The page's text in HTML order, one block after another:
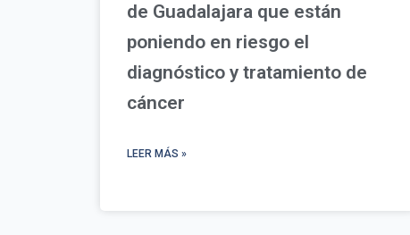
de Guadalajara que están
poniendo en riesgo el
diagnóstico y tratamiento de
cáncer
LEER MÁS »